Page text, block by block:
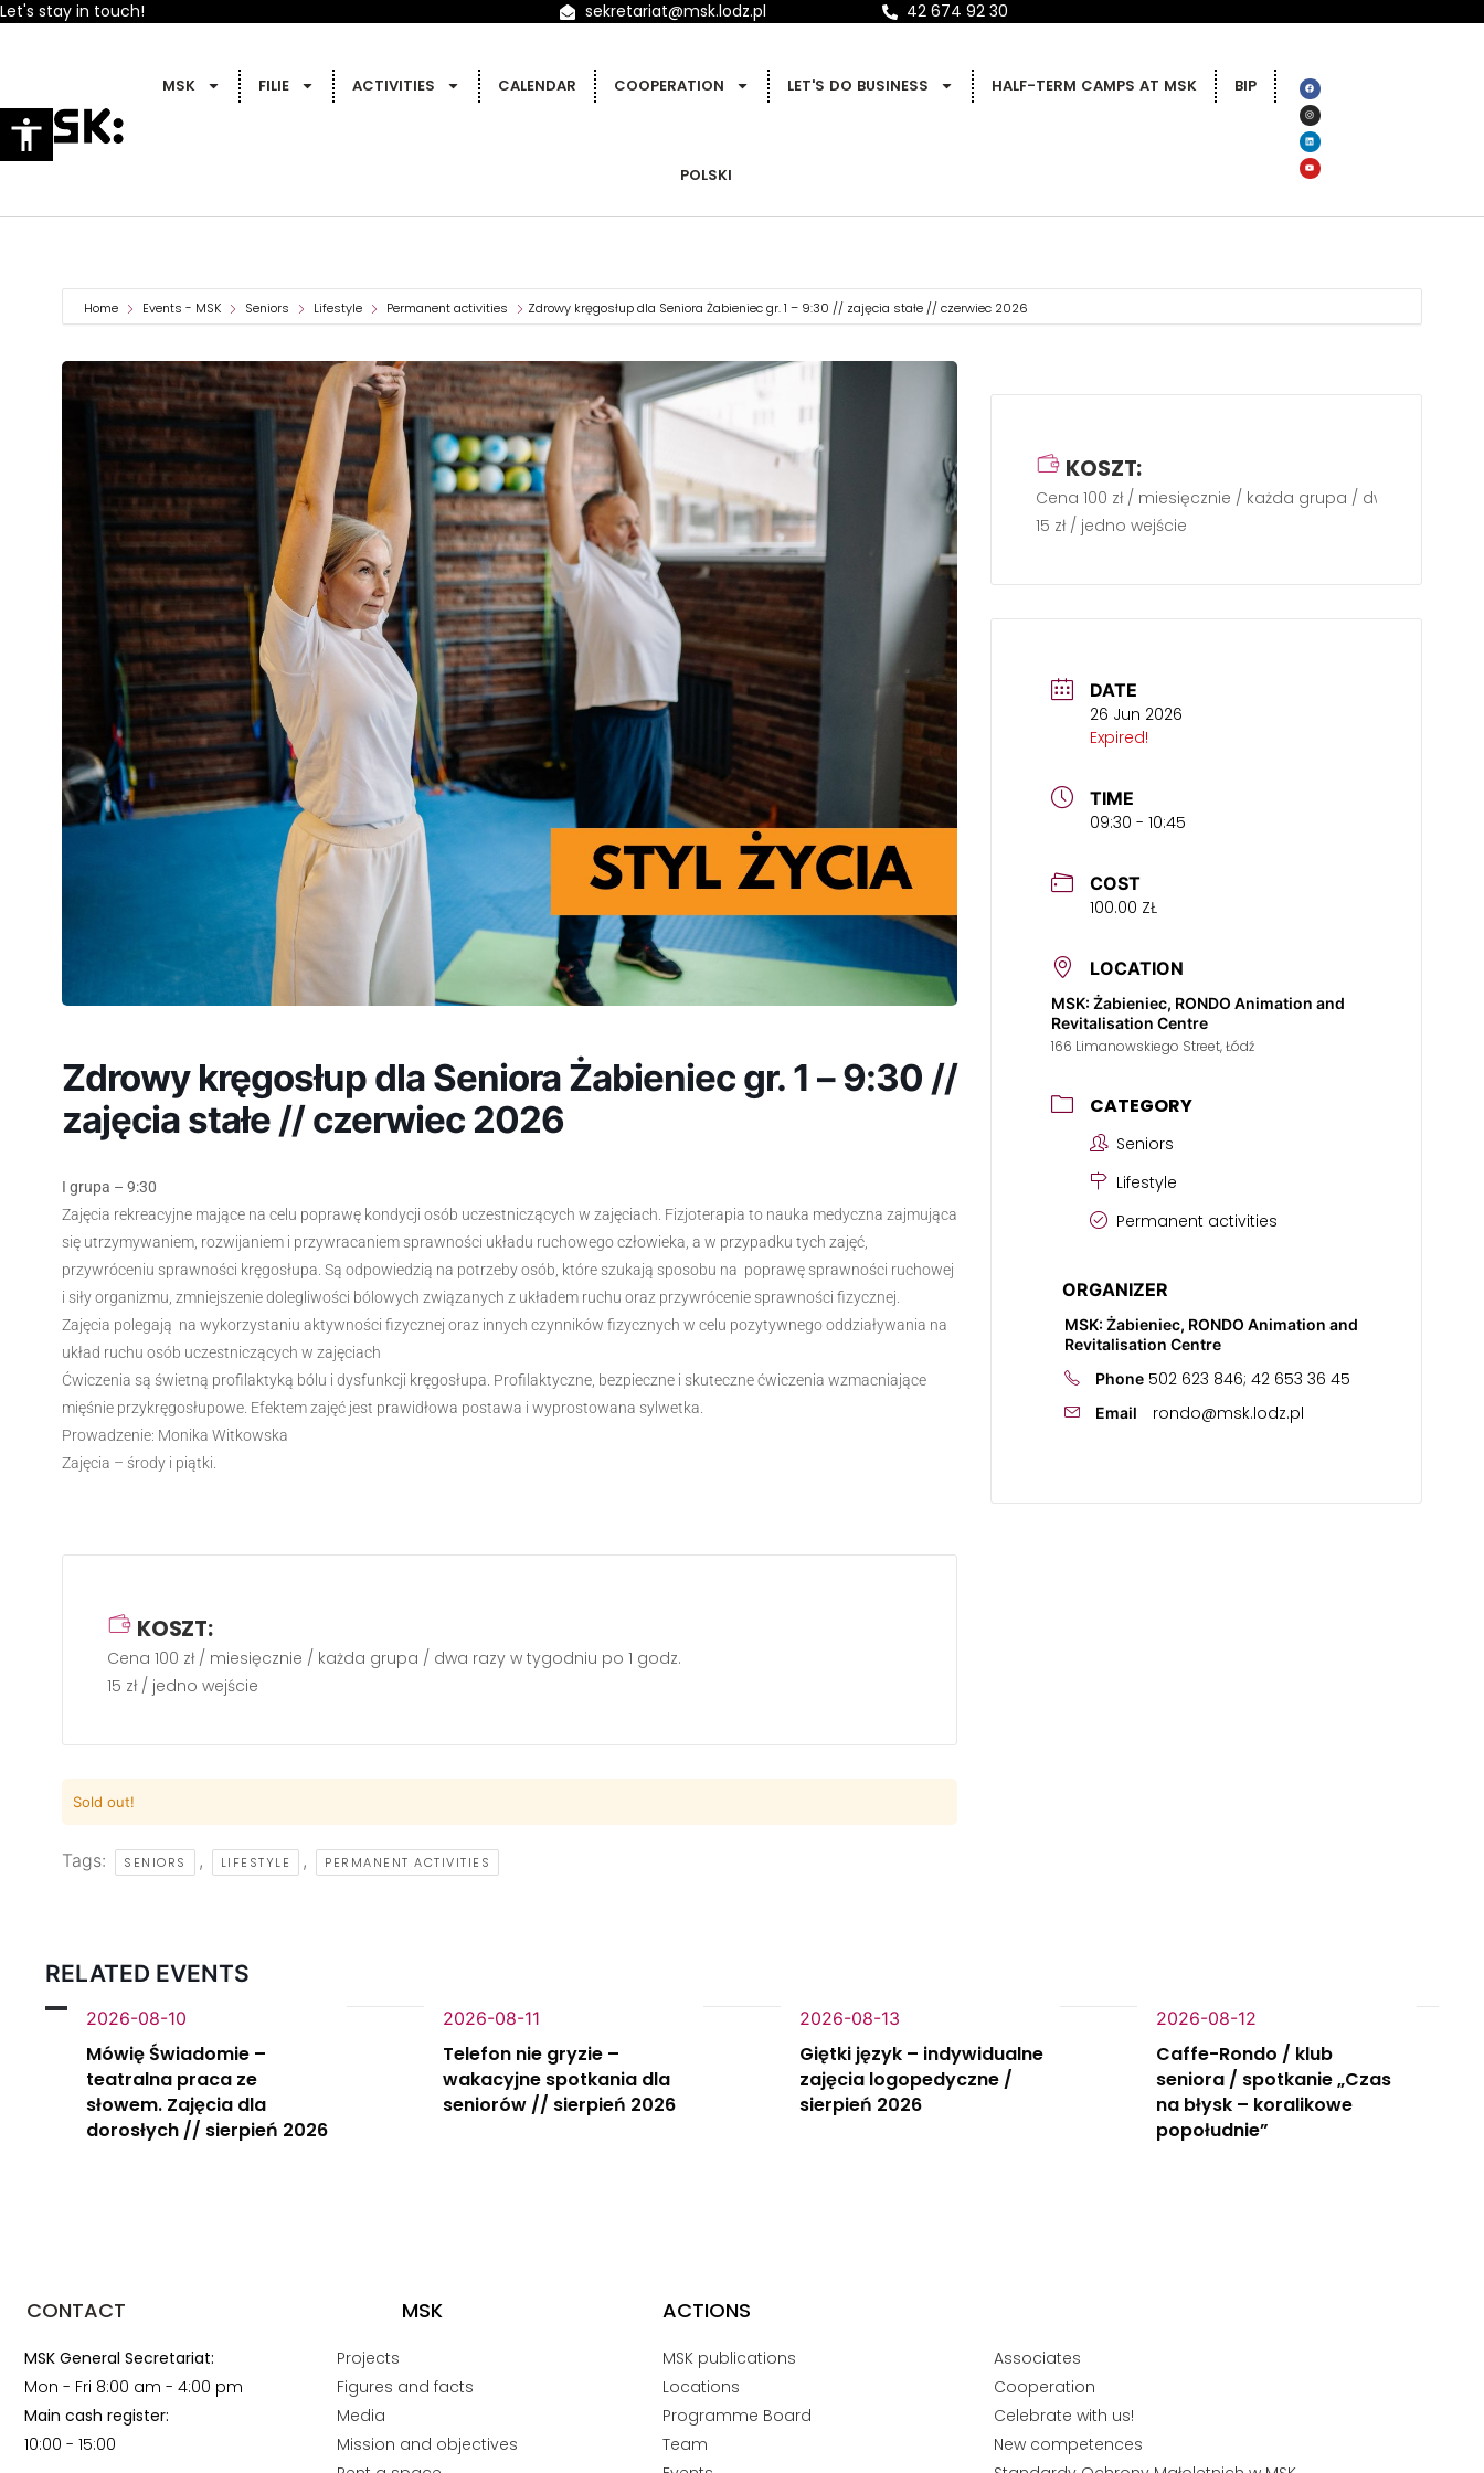
Let's stay in touch! sekretariat@msk.lodz.pl 42 674 92 30
MSK FILIE ACTIVITIES CALENDAR COOPERATION LET'S DO BUSINESS HALF-TERM CAMPS AT MSK BIP
POLSKI
Home Events - MSK Seniors Lifestyle Permanent activities Zdrowy kręgosłup dla Seniora Żabieniec gr. 1 – 9:30 // zajęcia stałe // czerwiec 2026
Zdrowy kręgosłup dla Seniora Żabieniec gr. 1 – 9:30 //
zajęcia stałe // czerwiec 2026
I grupa – 9:30
Zajęcia rekreacyjne mające na celu poprawę kondycji osób uczestniczących w zajęciach. Fizjoterapia to nauka medyczna zajmująca
się utrzymywaniem, rozwijaniem i przywracaniem sprawności układu ruchowego człowieka, a w przypadku tych zajęć,
przywróceniu sprawności kręgosłupa. Są odpowiedzią na potrzeby osób, które szukają sposobu na poprawę sprawności ruchowej
i siły organizmu, zmniejszenie dolegliwości bólowych związanych z układem ruchu oraz przywrócenie sprawności fizycznej.
Zajęcia polegają na wykorzystaniu aktywności fizycznej oraz innych czynników fizycznych w celu pozytywnego oddziaływania na
układ ruchu osób uczestniczących w zajęciach
Ćwiczenia są świetną profilaktyką bólu i dysfunkcji kręgosłupa. Profilaktyczne, bezpieczne i skuteczne ćwiczenia wzmacniające
mięśnie przykręgosłupowe. Efektem zajęć jest prawidłowa postawa i wyprostowana sylwetka.
Prowadzenie: Monika Witkowska
Zajęcia – środy i piątki.
KOSZT:
Cena 100 zł / miesięcznie / każda grupa / dwa razy w tygodniu po 1 godz.
15 zł / jedno wejście
Sold out!
Tags: SENIORS , LIFESTYLE , PERMANENT ACTIVITIES
DATE
26 Jun 2026
Expired!
TIME
09:30 - 10:45
COST
100.00 ZŁ
LOCATION
MSK: Żabieniec, RONDO Animation and
Revitalisation Centre
166 Limanowskiego Street, Łódź
CATEGORY
Seniors
Lifestyle
Permanent activities
ORGANIZER
MSK: Żabieniec, RONDO Animation and
Revitalisation Centre
Phone 502 623 846; 42 653 36 45
Email rondo@msk.lodz.pl
KOSZT:
Cena 100 zł / miesięcznie / każda grupa / dwa razy w
15 zł / jedno wejście
RELATED EVENTS
2026-08-10
Mówię Świadomie –
teatralna praca ze
słowem. Zajęcia dla
dorosłych // sierpień 2026
2026-08-11
Telefon nie gryzie –
wakacyjne spotkania dla
seniorów // sierpień 2026
2026-08-13
Giętki język – indywidualne
zajęcia logopedyczne /
sierpień 2026
2026-08-12
Caffe-Rondo / klub
seniora / spotkanie „Czas
na błysk – koralikowe
popołudnie”
CONTACT MSK ACTIONS
MSK General Secretariat:
Mon - Fri 8:00 am - 4:00 pm
Main cash register:
10:00 - 15:00
Projects
Figures and facts
Media
Mission and objectives
MSK publications
Locations
Programme Board
Team
Associates
Cooperation
Celebrate with us!
New competences